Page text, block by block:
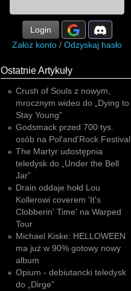
Login
Załóż konto / Odzyskaj hasło
Ostatnie Artykuły
Crush of Souls z nowym,
mrocznym wideo do „Dying to
Stay Young”
Godsmack przed 700 tys.
osób na Pol'and'Rock Festival
The Martyr udostępnia
teledysk do „Under the Bell
Jar”
Drain oddaje hołd Lou
Kollerowi coverem 'It's
Clobberin' Time' na Warped
Tour
Michael Kiske: HELLOWEEN
ma już w 90% gotowy nowy
album
Opium - debiutancki teledysk
do „Dirge”